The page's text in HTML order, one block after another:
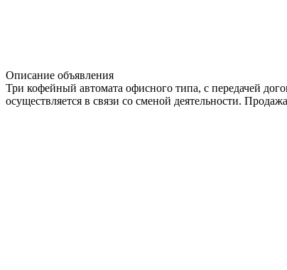
Описание объявления
Три кофейный автомата офисного типа, с передачей
осуществляется в связи со сменой деятельности.